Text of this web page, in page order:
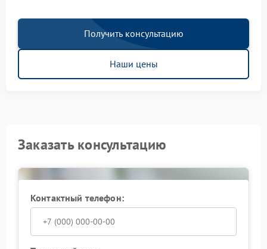
Получить консультацию
Наши цены
Заказать консультацию
Контактный телефон: